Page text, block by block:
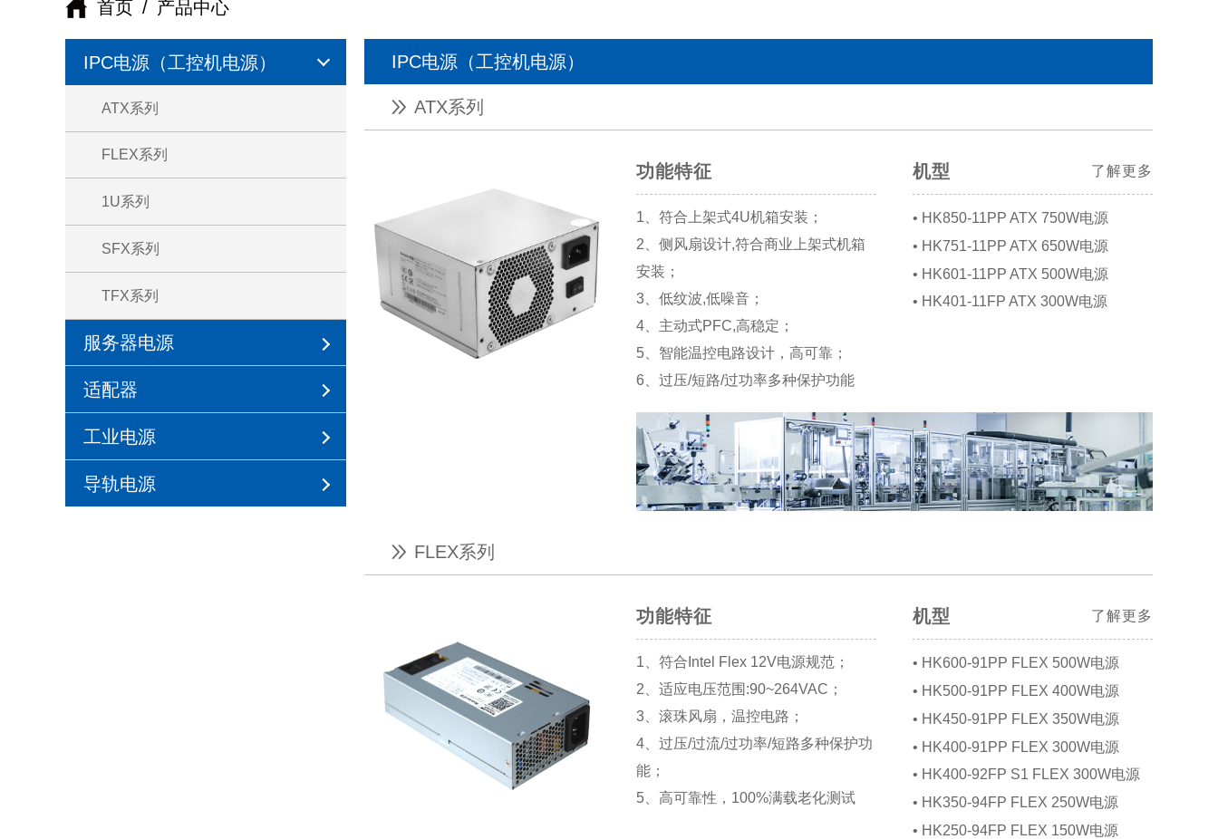
首页 / 产品中心
IPC电源（工控机电源）
ATX系列
FLEX系列
1U系列
SFX系列
TFX系列
服务器电源
适配器
工业电源
导轨电源
IPC电源（工控机电源）
ATX系列
功能特征
1、符合上架式4U机箱安装；
2、侧风扇设计,符合商业上架式机箱
安装；
3、低纹波,低噪音；
4、主动式PFC,高稳定；
5、智能温控电路设计，高可靠；
6、过压/短路/过功率多种保护功能
机型 了解更多
• HK850-11PP ATX 750W电源
• HK751-11PP ATX 650W电源
• HK601-11PP ATX 500W电源
• HK401-11FP ATX 300W电源
FLEX系列
功能特征
1、符合Intel Flex 12V电源规范；
2、适应电压范围:90~264VAC；
3、滚珠风扇，温控电路；
4、过压/过流/过功率/短路多种保护功
能；
5、高可靠性，100%满载老化测试
机型 了解更多
• HK600-91PP FLEX 500W电源
• HK500-91PP FLEX 400W电源
• HK450-91PP FLEX 350W电源
• HK400-91PP FLEX 300W电源
• HK400-92FP S1 FLEX 300W电源
• HK350-94FP FLEX 250W电源
• HK250-94FP FLEX 150W电源